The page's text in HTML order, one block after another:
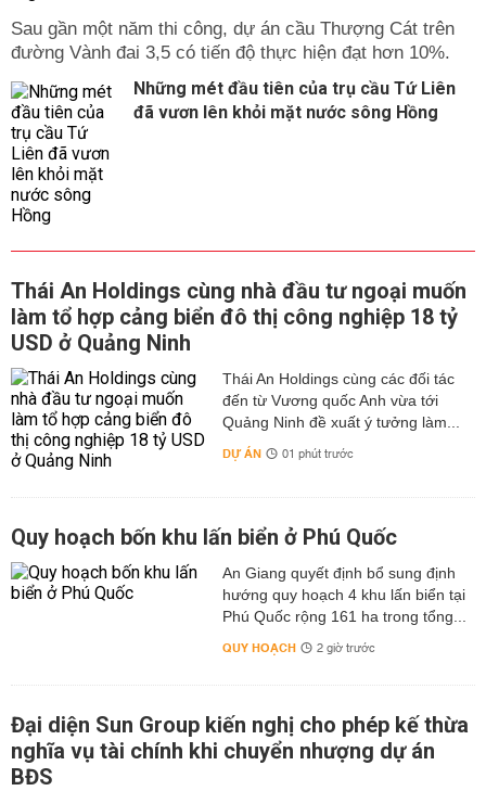
Sau gần một năm thi công, dự án cầu Thượng Cát trên
đường Vành đai 3,5 có tiến độ thực hiện đạt hơn 10%.
Những mét đầu tiên của trụ cầu Tứ Liên
đã vươn lên khỏi mặt nước sông Hồng
Thái An Holdings cùng nhà đầu tư ngoại muốn
làm tổ hợp cảng biển đô thị công nghiệp 18 tỷ
USD ở Quảng Ninh
Thái An Holdings cùng các đối tác
đến từ Vương quốc Anh vừa tới
Quảng Ninh đề xuất ý tưởng làm...
DỰ ÁN 01 phút trước
Quy hoạch bốn khu lấn biển ở Phú Quốc
An Giang quyết định bổ sung định
hướng quy hoạch 4 khu lấn biển tại
Phú Quốc rộng 161 ha trong tổng...
QUY HOẠCH 2 giờ trước
Đại diện Sun Group kiến nghị cho phép kế thừa
nghĩa vụ tài chính khi chuyển nhượng dự án
BĐS